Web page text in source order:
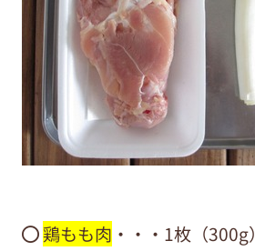
⚫︎鶏もも肉 ・・・1枚（300g）